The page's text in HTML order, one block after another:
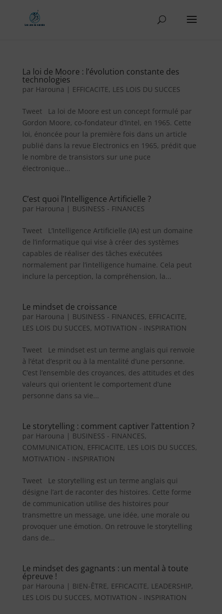
La loi de Moore : l’évolution constante des
technologies
par Harouna | EFFICACITE, LES LOIS DU SUCCES
Tweet La loi de Moore est un concept formulé par
Gordon Moore, co-fondateur d’Intel, en 1965. Cette
loi, énoncée pour la première fois dans un article
publié dans la revue Electronics en 1965, prédit que
le nombre de transistors sur une puce
électronique...
C’est quoi l’Intelligence Artificielle ?
par Harouna | BUSINESS - FINANCES
Tweet L’Intelligence Artificielle (IA) est un domaine
de l’informatique qui vise à créer des systèmes
capables de réaliser des tâches exécutées
normalement par l’intelligence humaine. Cela peut
inclure la perception, la compréhension, la...
Le mindset de croissance
par Harouna | BUSINESS - FINANCES, EFFICACITE,
LES LOIS DU SUCCES, MOTIVATION - INSPIRATION
Tweet Le mindset est un terme anglais qui renvoie
à l’état d’esprit ou à la mentalité d’une personne.
C’est l’ensemble des croyances, des attitudes et des
valeurs qui orientent le comportement d’une
personne dans sa vie...
Le storytelling : comment captiver l’attention ?
par Harouna | BUSINESS - FINANCES,
COMMUNICATION, EFFICACITE, LES LOIS DU SUCCES,
MOTIVATION - INSPIRATION
Tweet Le storytelling est un terme anglais qui
désigne l’art de raconter des histoires. Cette forme
de communication utilise des histoires pour
transmettre un message, une idée, une morale ou
provoquer une émotion. On retrouve le storytelling
dans de...
Le mindset des gagnants : un mental à toute
épreuve !
par Harouna | BIEN-ÊTRE, EFFICACITE, LEADERSHIP,
LES LOIS DU SUCCES, MOTIVATION - INSPIRATION